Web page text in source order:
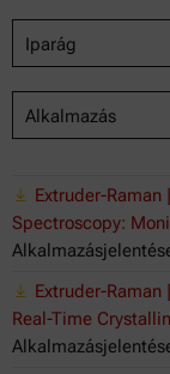
Iparág
Alkalmazás
Extruder-Raman
Spectroscopy:
Extruder-Raman
Real-Time